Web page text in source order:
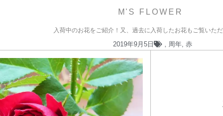
M'S FLOWER
入荷中のお花をご紹介！又、過去に入荷したお花もご覧いただ
2019年9月5日 周年, 赤